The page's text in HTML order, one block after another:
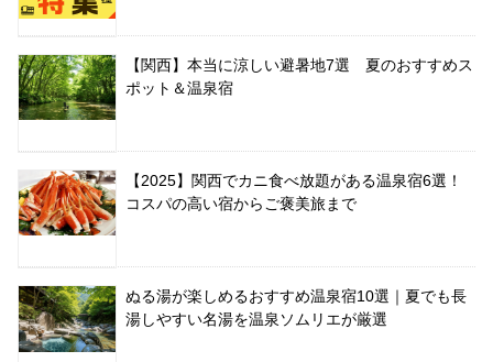
【関西】本当に涼しい避暑地7選 夏のおすすめス
ポット＆温泉宿
【2025】関西でカニ食べ放題がある温泉宿6選！
コスパの高い宿からご褒美旅まで
ぬる湯が楽しめるおすすめ温泉宿10選｜夏でも長
湯しやすい名湯を温泉ソムリエが厳選